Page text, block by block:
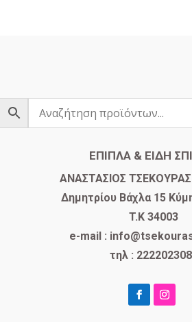
ΕΠΙΠΛΑ & ΕΙΔΗ
​ΑΝΑΣΤΑΣΙΟΣ ΤΣΕΚΟΥΡΑΣ
Δημητρίου Βάχλα 15
T.K 34003
e-mail :
τηλ :